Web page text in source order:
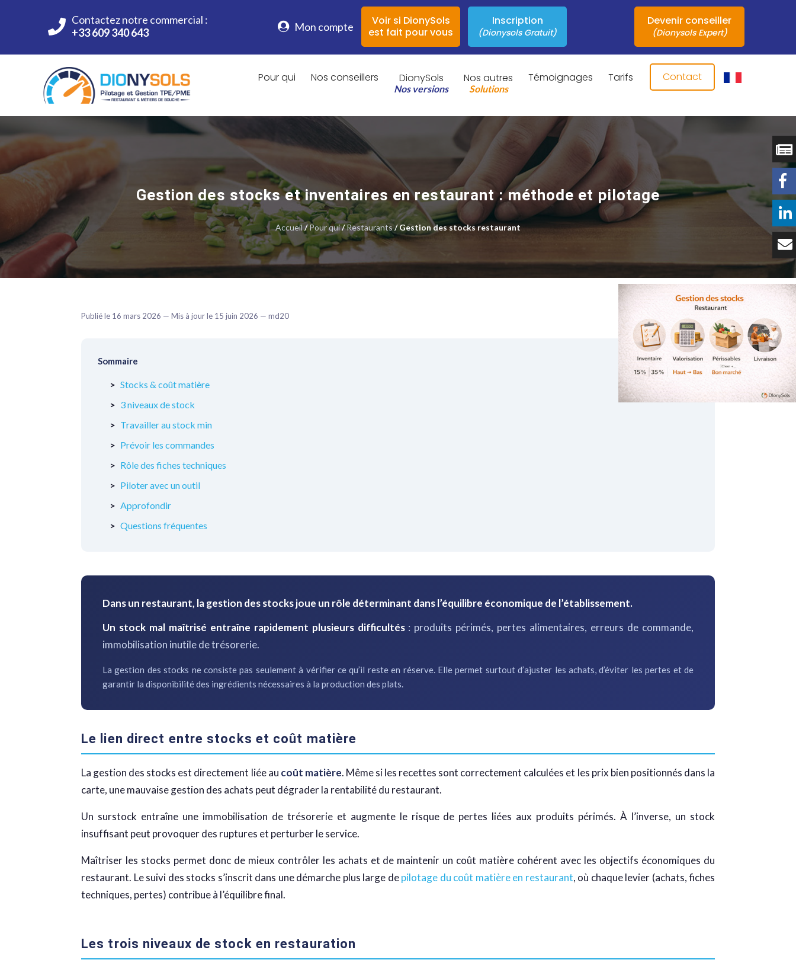
Contactez notre commercial :
+33 609 340 643
Mon compte
Voir si DionySols
est fait pour vous
Inscription
(Dionysols Gratuit)
Devenir conseiller
(Dionysols Expert)
Pour qui Nos conseillers DionySols
Nos versions
Nos autres
Solutions
Témoignages Tarifs Contact
Gestion des stocks et inventaires en restaurant : méthode et pilotage
Accueil/Pour qui/Restaurants/ Gestion des stocks restaurant
Publié le 16 mars 2026 — Mis à jour le 15 juin 2026 — md20
Sommaire
Stocks & coût matière
3 niveaux de stock
Travailler au stock min
Prévoir les commandes
Rôle des fiches techniques
Piloter avec un outil
Approfondir
Questions fréquentes
Dans un restaurant, la gestion des stocks joue un rôle déterminant dans l’équilibre économique de l’établissement.
Un stock mal maîtrisé entraîne rapidement plusieurs difficultés: produits périmés, pertes alimentaires, erreurs de commande,
immobilisation inutile de trésorerie.
La gestion des stocks ne consiste pas seulement à vérifier ce qu’il reste en réserve. Elle permet surtout d’ajuster les achats, d’éviter les pertes et de
garantir la disponibilité des ingrédients nécessaires à la production des plats.
Le lien direct entre stocks et coût matière
La gestion des stocks est directement liée au coût matière. Même si les recettes sont correctement calculées et les prix bien positionnés dans la
carte, une mauvaise gestion des achats peut dégrader la rentabilité du restaurant.
Un surstock entraîne une immobilisation de trésorerie et augmente le risque de pertes liées aux produits périmés. À l’inverse, un stock
insuffisant peut provoquer des ruptures et perturber le service.
Maîtriser les stocks permet donc de mieux contrôler les achats et de maintenir un coût matière cohérent avec les objectifs économiques du
restaurant. Le suivi des stocks s’inscrit dans une démarche plus large depilotage du coût matière en restaurant, où chaque levier (achats, fiches
techniques, pertes) contribue à l’équilibre final.
Les trois niveaux de stock en restauration